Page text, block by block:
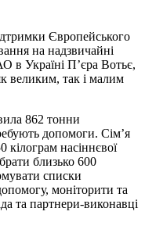
Європейського
на надзвичайні
в Україні П’єра Вотьє,
великим, так і малим
862 тонни
допомоги. Сім’я
насіннєвої
близько 600
списки
моніторити та
та партнери-виконавці